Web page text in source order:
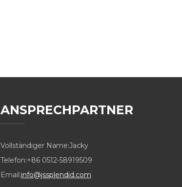
ANSPRECHPARTNER
Vollständiger Name:Jacky
Telefon:+86 0512-58919509
Email:info@jssplendid.com